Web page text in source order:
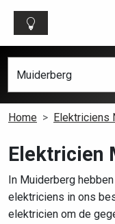
Home Elektriciens
Elektricien
In Muiderberg
elektriciens in ons
elektricien om de